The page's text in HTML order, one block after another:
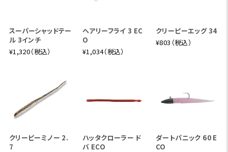
スーパーシャッドテー
ル 3インチ
¥1,320（税込）
ヘアリーフライ 3 EC
O
¥1,034（税込）
クリーピーエッグ 34
¥803（税込）
クリーピーミノー 2.
7
ハッタクローラー ド
バ ECO
ダートパニック 60 E
CO